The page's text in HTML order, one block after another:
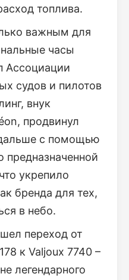
топлива.
важным для
часы
Ассоциации
судов и пилотов
внук
продвинул
с помощью
предназначенной
укрепило
бренда для тех,
в небо.
переход от
к Valjoux 7740 –
легендарного